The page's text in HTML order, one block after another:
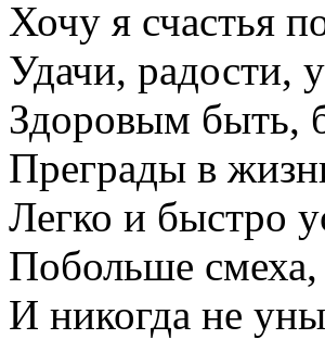
Хочу я счастья
Удачи, радости,
Здоровым быть,
Преграды в
Легко и быстро
Побольше
И никогда не